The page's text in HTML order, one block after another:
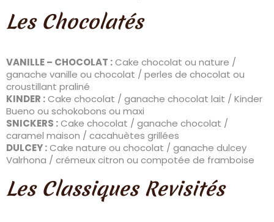
Les Chocolatés
VANILLE – CHOCOLAT :Cake chocolat ou nature /
ganache vanille ou chocolat / perles de chocolat ou
croustillant praliné
KINDER :Cake chocolat / ganache chocolat lait / Kinder
Bueno ou schokobons ou maxi
SNICKERS :Cake chocolat / ganache chocolat /
caramel maison / cacahuètes grillées
DULCEY :Cake nature ou chocolat / ganache dulcey
Valrhona / crémeux citron ou compotée de framboise
Les Classiques Revisités